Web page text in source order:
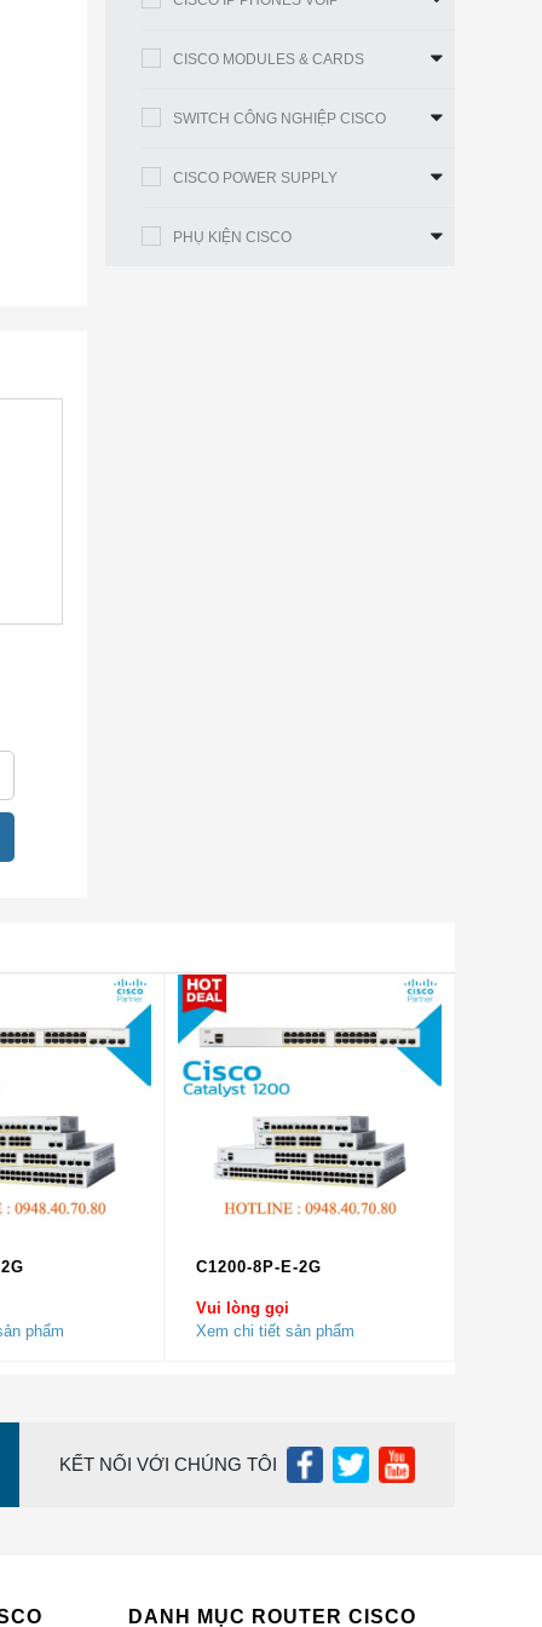
8
và
(cáp
IP,
CISCO MODULES & CARDS
SWITCH CÔNG NGHIỆP CISCO
CISCO POWER SUPPLY
PHỤ KIỆN CISCO
phẩm
C1200-8P-E-2G
Vui lòng gọi
Xem chi tiết sản phẩm
KẾT NỐI VỚI CHÚNG TÔI
DANH MỤC ROUTER CISCO